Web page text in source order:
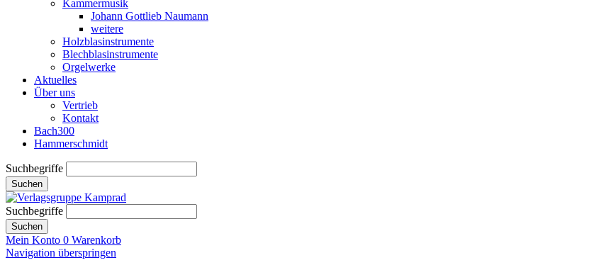
Kammermusik
Johann Gottlieb Naumann
weitere
Holzblasinstrumente
Blechblasinstrumente
Orgelwerke
Aktuelles
Über uns
Vertrieb
Kontakt
Bach300
Hammerschmidt
Suchbegriffe
Suchen
Suchbegriffe
Suchen
Mein Konto 0 Warenkorb
Navigation überspringen